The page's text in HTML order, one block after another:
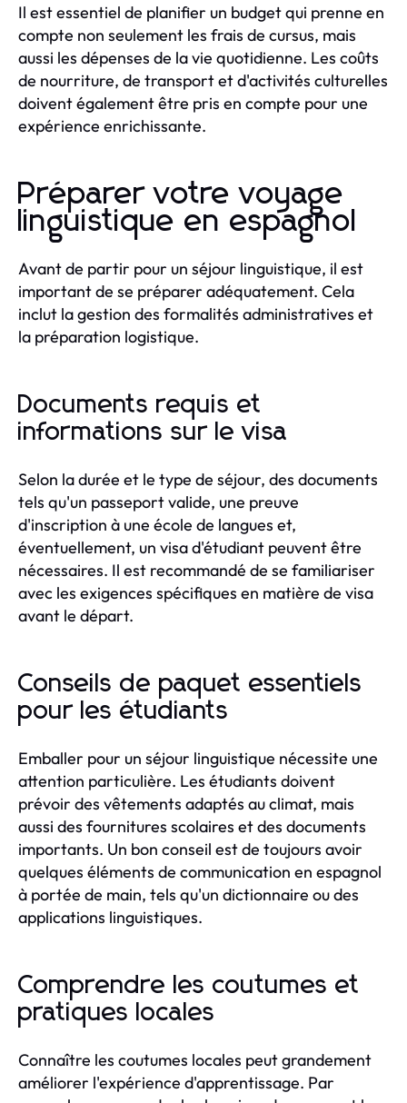
Il est essentiel de planifier un budget qui prenne en
compte non seulement les frais de cursus, mais
aussi les dépenses de la vie quotidienne. Les coûts
de nourriture, de transport et d'activités culturelles
doivent également être pris en compte pour une
expérience enrichissante.
Préparer votre voyage
linguistique en espagnol
Avant de partir pour un séjour linguistique, il est
important de se préparer adéquatement. Cela
inclut la gestion des formalités administratives et
la préparation logistique.
Documents requis et
informations sur le visa
Selon la durée et le type de séjour, des documents
tels qu'un passeport valide, une preuve
d'inscription à une école de langues et,
éventuellement, un visa d'étudiant peuvent être
nécessaires. Il est recommandé de se familiariser
avec les exigences spécifiques en matière de visa
avant le départ.
Conseils de paquet essentiels
pour les étudiants
Emballer pour un séjour linguistique nécessite une
attention particulière. Les étudiants doivent
prévoir des vêtements adaptés au climat, mais
aussi des fournitures scolaires et des documents
importants. Un bon conseil est de toujours avoir
quelques éléments de communication en espagnol
à portée de main, tels qu'un dictionnaire ou des
applications linguistiques.
Comprendre les coutumes et
pratiques locales
Connaître les coutumes locales peut grandement
améliorer l'expérience d'apprentissage. Par